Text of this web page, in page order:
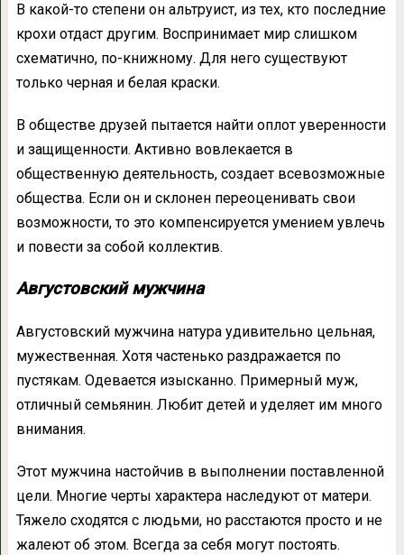
В какой-то степени он альтруист, из тех, кто последние
крохи отдаст другим. Воспринимает мир слишком
схематично, по-книжному. Для него существуют
только черная и белая краски.
В обществе друзей пытается найти оплот уверенности
и защищенности. Активно вовлекается в
общественную деятельность, создает всевозможные
общества. Если он и склонен переоценивать свои
возможности, то это компенсируется умением увлечь
и повести за собой коллектив.
Августовский мужчина
Августовский мужчина натура удивительно цельная,
мужественная. Хотя частенько раздражается по
пустякам. Одевается изысканно. Примерный муж,
отличный семьянин. Любит детей и уделяет им много
внимания.
Этот мужчина настойчив в выполнении поставленной
цели. Многие черты характера наследуют от матери.
Тяжело сходятся с людьми, но расстаются просто и не
жалеют об этом. Всегда за себя могут постоять.